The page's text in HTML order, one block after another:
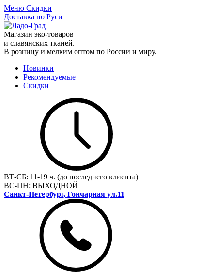
Меню Скидки
Доставка по Руси
Магазин эко-товаров
и славянских тканей.
В розницу и мелким оптом по России и миру.
Новинки
Рекомендуемые
Скидки
ВТ-СБ: 11-19 ч. (до последнего клиента)
ВС-ПН: ВЫХОДНОЙ
Санкт-Петербург, Гончарная ул.11